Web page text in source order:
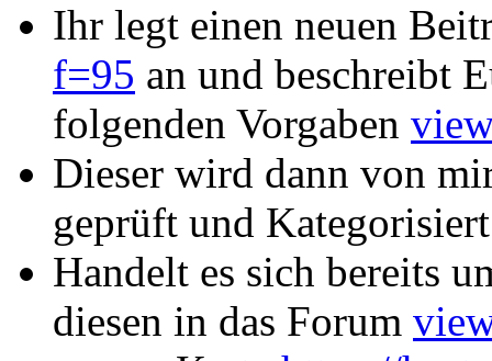
Ihr legt einen neuen
f=95 an und beschreibt
folgenden Vorgaben
Dieser wird dann von
geprüft und
Handelt es sich bereits
diesen in das Forum